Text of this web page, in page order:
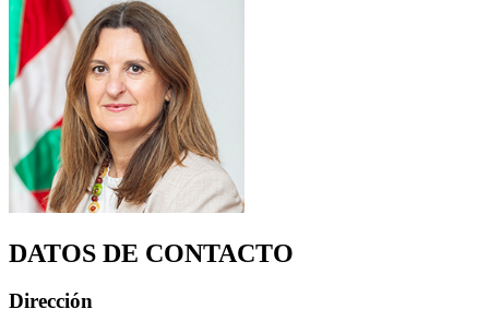
DATOS DE CONTACTO
Dirección